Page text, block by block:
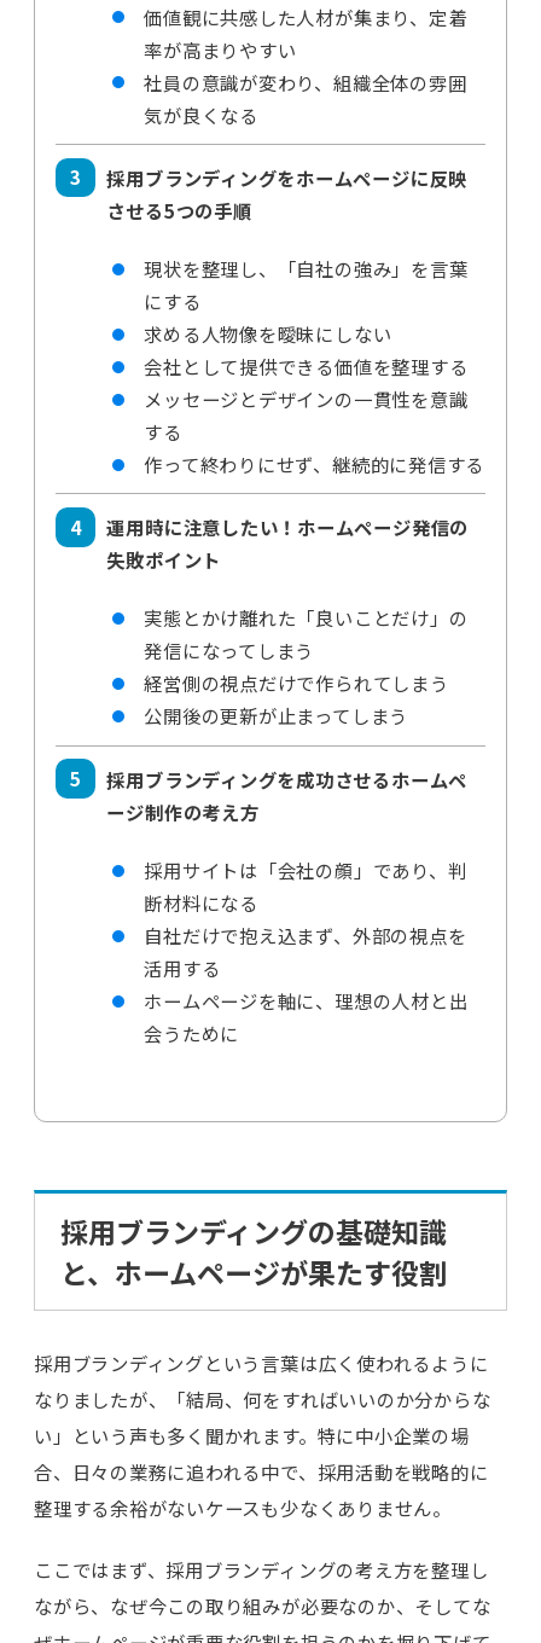
価値観に共感した人材が集まり、定着
率が高まりやすい
社員の意識が変わり、組織全体の雰囲
気が良くなる
採用ブランディングをホームページに反映
させる5つの手順
現状を整理し、「自社の強み」を言葉
にする
求める人物像を曖昧にしない
会社として提供できる価値を整理する
メッセージとデザインの一貫性を意識
する
作って終わりにせず、継続的に発信する
運用時に注意したい！ホームページ発信の
失敗ポイント
実態とかけ離れた「良いことだけ」の
発信になってしまう
経営側の視点だけで作られてしまう
公開後の更新が止まってしまう
採用ブランディングを成功させるホームペ
ージ制作の考え方
採用サイトは「会社の顔」であり、判
断材料になる
自社だけで抱え込まず、外部の視点を
活用する
ホームページを軸に、理想の人材と出
会うために
採用ブランディングの基礎知識
と、ホームページが果たす役割
採用ブランディングという言葉は広く使われるように
なりましたが、「結局、何をすればいいのか分からな
い」という声も多く聞かれます。特に中小企業の場
合、日々の業務に追われる中で、採用活動を戦略的に
整理する余裕がないケースも少なくありません。
ここではまず、採用ブランディングの考え方を整理し
ながら、なぜ今この取り組みが必要なのか、そしてな